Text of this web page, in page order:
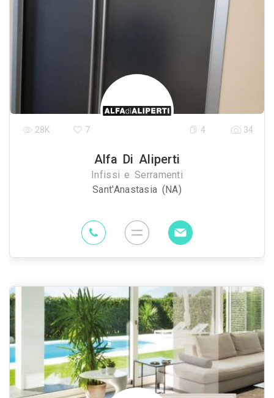
Alfa Di Aliperti
Infissi e Serramenti
Sant'Anastasia (NA)
28K 7 4 34